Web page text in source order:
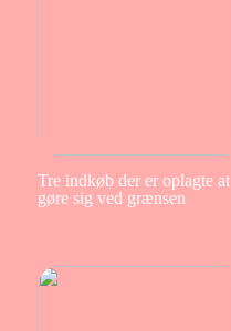
Tre indkøb der er oplagte at
gøre sig ved grænsen